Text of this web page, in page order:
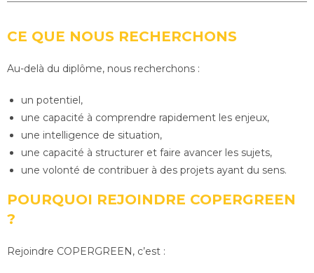
CE QUE NOUS RECHERCHONS
Au-delà du diplôme, nous recherchons :
un potentiel,
une capacité à comprendre rapidement les enjeux,
une intelligence de situation,
une capacité à structurer et faire avancer les sujets,
une volonté de contribuer à des projets ayant du sens.
POURQUOI REJOINDRE COPERGREEN
?
Rejoindre COPERGREEN, c’est :